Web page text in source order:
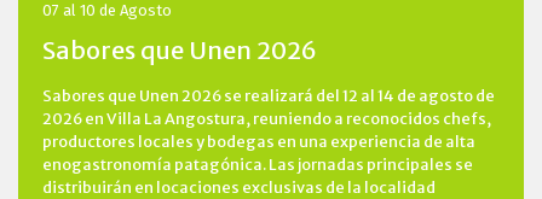
07 al 10 de Agosto
Sabores que Unen 2026
Sabores que Unen 2026 se realizará del 12 al 14 de agosto de
2026 en Villa La Angostura, reuniendo a reconocidos chefs,
productores locales y bodegas en una experiencia de alta
enogastronomía patagónica. Las jornadas principales se
distribuirán en locaciones exclusivas de la localidad